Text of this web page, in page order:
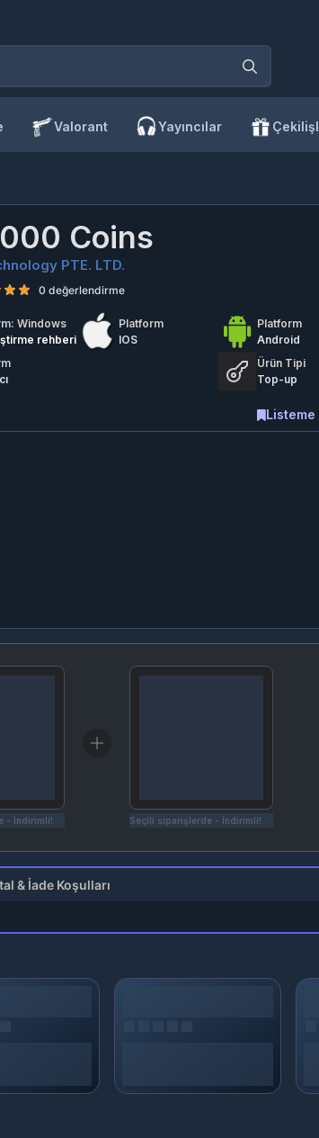
Valorant Yayıncılar
Coins
PTE. LTD.
0 değerlendirme
Windows
rehberi
Platform
IOS
Platform
Android
Ürün Tipi
Top-up
Listeme
- İndirimli! Seçili siparişlerde - İndirimli!
& İade Koşulları